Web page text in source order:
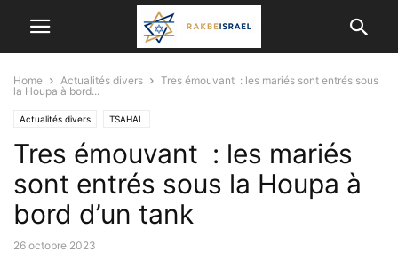
Home Actualités divers
Tres émouvant : les mariés sont entrés sous
la Houpa à bord...
Actualités divers TSAHAL
Tres émouvant : les mariés
sont entrés sous la Houpa à
bord d’un tank
26 octobre 2023